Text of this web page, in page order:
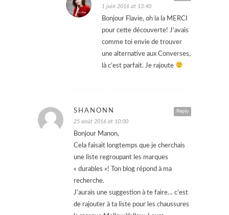
1 juin 2016 at 13:40
Bonjour Flavie, oh la la MERCI
pour cette découverte! J’avais
comme toi envie de trouver
une alternative aux Converses,
là c’est parfait. Je rajoute
Reply
SHANONN
25 août 2016 at 10:00
Bonjour Manon,
Cela faisait longtemps que je cherchais
une liste regroupant les marques
« durables »! Ton blog répond à ma
recherche.
J’aurais une suggestion à te faire… c’est
de rajouter à ta liste pour les chaussures